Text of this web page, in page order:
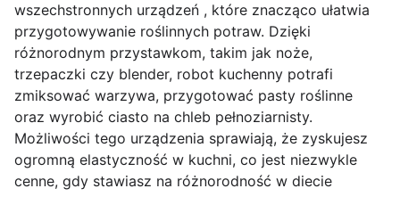
wszechstronnych urządzeń , które znacząco ułatwia
przygotowywanie roślinnych potraw. Dzięki
różnorodnym przystawkom, takim jak noże,
trzepaczki czy blender, robot kuchenny potrafi
zmiksować warzywa, przygotować pasty roślinne
oraz wyrobić ciasto na chleb pełnoziarnisty.
Możliwości tego urządzenia sprawiają, że zyskujesz
ogromną elastyczność w kuchni, co jest niezwykle
cenne, gdy stawiasz na różnorodność w diecie